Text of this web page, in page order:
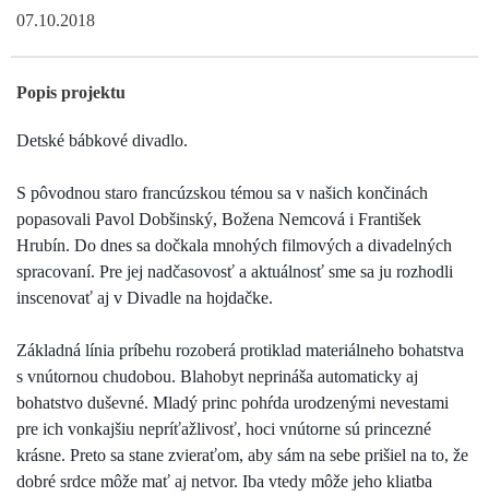
07.10.2018
Popis projektu
Detské bábkové divadlo.
S pôvodnou staro francúzskou témou sa v našich končinách
popasovali Pavol Dobšinský, Božena Nemcová i František
Hrubín. Do dnes sa dočkala mnohých filmových a divadelných
spracovaní. Pre jej nadčasovosť a aktuálnosť sme sa ju rozhodli
inscenovať aj v Divadle na hojdačke.
Základná línia príbehu rozoberá protiklad materiálneho bohatstva
s vnútornou chudobou. Blahobyt neprináša automaticky aj
bohatstvo duševné. Mladý princ pohŕda urodzenými nevestami
pre ich vonkajšiu nepríťažlivosť, hoci vnútorne sú princezné
krásne. Preto sa stane zvieraťom, aby sám na sebe prišiel na to, že
dobré srdce môže mať aj netvor. Iba vtedy môže jeho kliatba